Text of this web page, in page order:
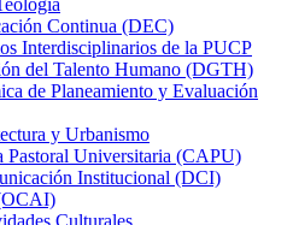
Continua (DEC)
Interdisciplinarios de la PUCP
del Talento Humano (DGTH)
de Planeamiento y Evaluación
y Urbanismo
Pastoral Universitaria (CAPU)
Institucional (DCI)
Culturales